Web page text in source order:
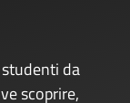
da
scoprire,